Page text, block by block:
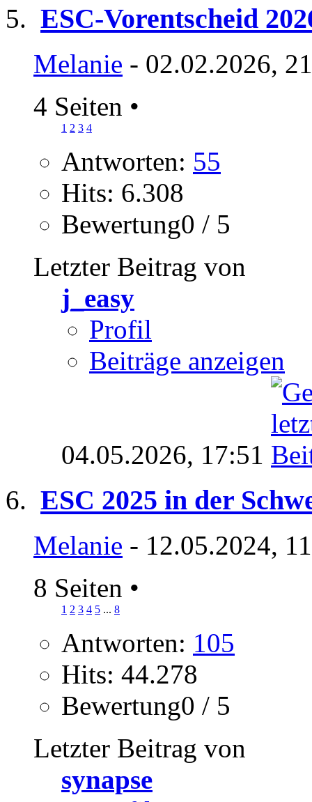
ESC-Vorentscheid
Melanie - 02.02.2026,
4 Seiten •
1 2 3 4
Antworten: 55
Hits: 6.308
Bewertung0 / 5
Letzter Beitrag von
j_easy
Profil
Beiträge anzeigen
04.05.2026, 17:51
ESC 2025 in der
Melanie - 12.05.2024,
8 Seiten •
1 2 3 4 5 ... 8
Antworten: 105
Hits: 44.278
Bewertung0 / 5
Letzter Beitrag von
synapse